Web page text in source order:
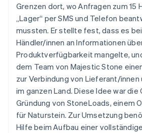
Grenzen dort, wo Anfragen zum 15
„Lager“ per SMS und Telefon
mussten. Er stellte fest, dass es
Händler/innen an Informationen
Produktverfügbarkeit mangelte,
dem Team von Majestic Stone
zur Verbindung von Lieferant/innen
im ganzen Land. Diese Idee war die
Gründung von StoneLoads, einem
für Naturstein. Zur Umsetzung
Hilfe beim Aufbau einer